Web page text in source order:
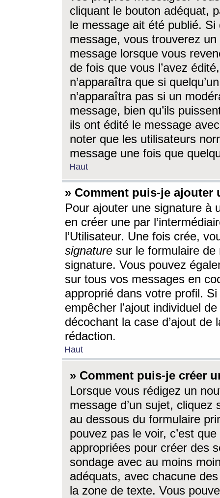
cliquant le bouton adéquat,
le message ait été publié. Si
message, vous trouverez
message lorsque vous
de fois que vous l’avez
n’apparaîtra que si
n’apparaîtra pas si un
message, bien qu’ils
ils ont édité le message
noter que les utilisateurs
message une fois que
Haut
» Comment puis-je ajouter
Pour ajouter une signature à
en créer une par
l’Utilisateur. Une fois crée,
signature sur le formulaire de
signature. Vous pouvez
sur tous vos messages en
approprié dans votre profil.
empêcher l’ajout individuel
décochant la case d’ajout
rédaction.
Haut
» Comment puis-je créer
Lorsque vous rédigez un
message d’un sujet, cliquez
au dessous du formulaire
pouvez pas le voir, c’est
appropriées pour créer des
sondage avec au moins
adéquats, avec chacune
la zone de texte. Vous